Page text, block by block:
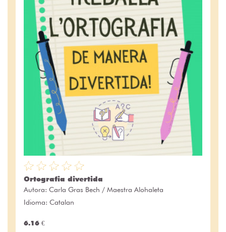
Ortografia divertida
Autora: Carla Gras Bech / Maestra Alohaleta
Idioma: Catalan
6.16 €